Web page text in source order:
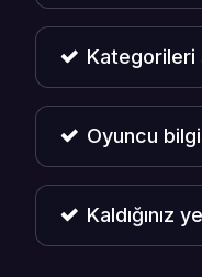
Kategorileri
Oyuncu
Kaldığınız